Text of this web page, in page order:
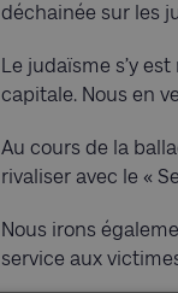
déchainée sur les
Le judaïsme s’y
capitale. Nous en
Au cours de la
rivaliser avec le «
Nous irons
service aux